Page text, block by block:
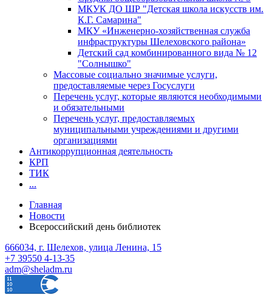
МКУК ДО ШР "Детская школа искусств им.
К.Г. Самарина"
МКУ «Инженерно-хозяйственная служба
инфраструктуры Шелеховского района»
Детский сад комбинированного вида № 12
"Солнышко"
Массовые социально значимые услуги,
предоставляемые через Госуслуги
Перечень услуг, которые являются необходимыми
и обязательными
Перечень услуг, предоставляемых
муниципальными учреждениями и другими
организациями
Антикоррупционная деятельность
КРП
ТИК
...
Главная
Новости
Всероссийский день библиотек
666034, г. Шелехов, улица Ленина, 15
+7 39550 4-13-35
adm@sheladm.ru